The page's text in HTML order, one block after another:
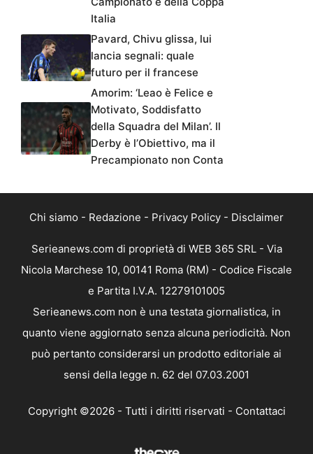
Italia
Pavard, Chivu glissa, lui
lancia segnali: quale
futuro per il francese
Amorim: ‘Leao è Felice e
Motivato, Soddisfatto
della Squadra del Milan’. Il
Derby è l’Obiettivo, ma il
Precampionato non Conta
Chi siamo - Redazione - Privacy Policy - Disclaimer
Serieanews.com di proprietà di WEB 365 SRL - Via
Nicola Marchese 10, 00141 Roma (RM) - Codice Fiscale
e Partita I.V.A. 12279101005
Serieanews.com non è una testata giornalistica, in
quanto viene aggiornato senza alcuna periodicità. Non
può pertanto considerarsi un prodotto editoriale ai
sensi della legge n. 62 del 07.03.2001
Copyright ©2026 - Tutti i diritti riservati - Contattaci